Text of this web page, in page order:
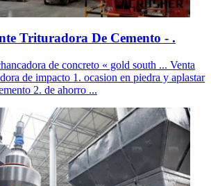
Trituradora De Cemento - .
de concreto « gold south ... Venta
de impacto 1. ocasion en piedra y aplastar
2. de ahorro ...